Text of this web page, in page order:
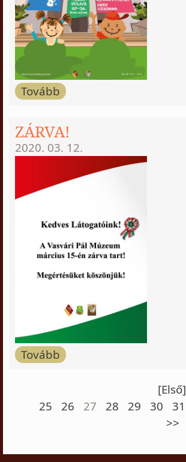
Tovább
ZÁRVA!
2020. 03. 12.
Tovább
[Első]
25
26 27 28 29 30 31
>>